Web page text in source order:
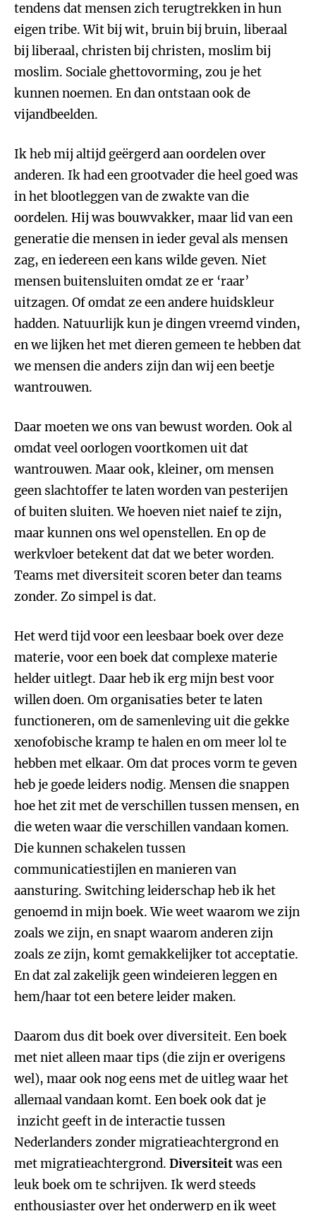
tendens dat mensen zich terugtrekken in hun
eigen tribe. Wit bij wit, bruin bij bruin, liberaal
bij liberaal, christen bij christen, moslim bij
moslim. Sociale ghettovorming, zou je het
kunnen noemen. En dan ontstaan ook de
vijandbeelden.
Ik heb mij altijd geërgerd aan oordelen over
anderen. Ik had een grootvader die heel goed was
in het blootleggen van de zwakte van die
oordelen. Hij was bouwvakker, maar lid van een
generatie die mensen in ieder geval als mensen
zag, en iedereen een kans wilde geven. Niet
mensen buitensluiten omdat ze er ‘raar’
uitzagen. Of omdat ze een andere huidskleur
hadden. Natuurlijk kun je dingen vreemd vinden,
en we lijken het met dieren gemeen te hebben dat
we mensen die anders zijn dan wij een beetje
wantrouwen.
Daar moeten we ons van bewust worden. Ook al
omdat veel oorlogen voortkomen uit dat
wantrouwen. Maar ook, kleiner, om mensen
geen slachtoffer te laten worden van pesterijen
of buiten sluiten. We hoeven niet naief te zijn,
maar kunnen ons wel openstellen. En op de
werkvloer betekent dat dat we beter worden.
Teams met diversiteit scoren beter dan teams
zonder. Zo simpel is dat.
Het werd tijd voor een leesbaar boek over deze
materie, voor een boek dat complexe materie
helder uitlegt. Daar heb ik erg mijn best voor
willen doen. Om organisaties beter te laten
functioneren, om de samenleving uit die gekke
xenofobische kramp te halen en om meer lol te
hebben met elkaar. Om dat proces vorm te geven
heb je goede leiders nodig. Mensen die snappen
hoe het zit met de verschillen tussen mensen, en
die weten waar die verschillen vandaan komen.
Die kunnen schakelen tussen
communicatiestijlen en manieren van
aansturing. Switching leiderschap heb ik het
genoemd in mijn boek. Wie weet waarom we zijn
zoals we zijn, en snapt waarom anderen zijn
zoals ze zijn, komt gemakkelijker tot acceptatie.
En dat zal zakelijk geen windeieren leggen en
hem/haar tot een betere leider maken.
Daarom dus dit boek over diversiteit. Een boek
met niet alleen maar tips (die zijn er overigens
wel), maar ook nog eens met de uitleg waar het
allemaal vandaan komt. Een boek ook dat je
inzicht geeft in de interactie tussen
Nederlanders zonder migratieachtergrond en
met migratieachtergrond. Diversiteitwas een
leuk boek om te schrijven. Ik werd steeds
enthousiaster over het onderwerp en ik weet